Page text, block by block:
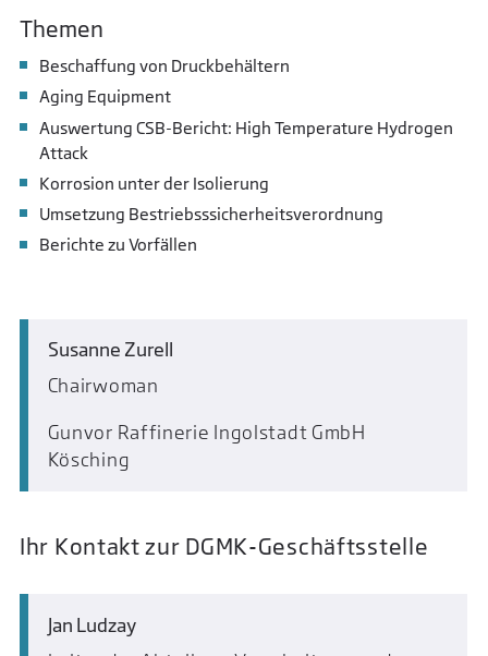
Themen
Beschaffung von Druckbehältern
Aging Equipment
Auswertung CSB-Bericht: High Temperature Hydrogen
Attack
Korrosion unter der Isolierung
Umsetzung Bestriebsssicherheitsverordnung
Berichte zu Vorfällen
Susanne Zurell
Chairwoman
Gunvor Raffinerie Ingolstadt GmbH
Kösching
Ihr Kontakt zur DGMK-Geschäftsstelle
Jan Ludzay